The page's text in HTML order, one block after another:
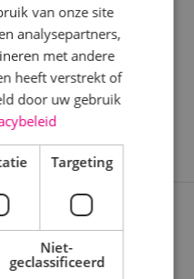
van onze site
analysepartners,
met andere
heeft verstrekt of
door uw gebruik
Targeting
Niet-
geclassificeerd